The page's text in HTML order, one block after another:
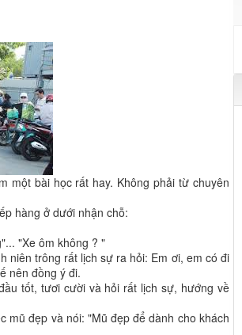
một bài học rất hay. Không phải từ chuyên
hàng ở dưới nhận chỗ:
"Xe ôm không ? "
niên trông rất lịch sự ra hỏi: Em ơi, em có đi
nên đồng ý đi.
tốt, tươi cười và hỏi rất lịch sự, hướng về
mũ đẹp và nói: "Mũ đẹp để dành cho khách